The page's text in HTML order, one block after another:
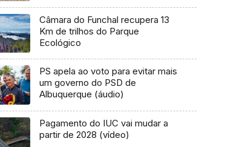
Câmara do Funchal recupera 13
Km de trilhos do Parque
Ecológico
PS apela ao voto para evitar mais
um governo do PSD de
Albuquerque (áudio)
Pagamento do IUC vai mudar a
partir de 2028 (vídeo)